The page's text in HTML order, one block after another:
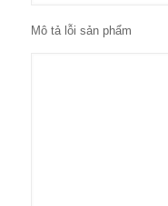
Mô tả lỗi sản phẩm